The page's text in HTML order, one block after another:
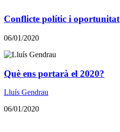
Conflicte polític i oportunitat
06/01/2020
​​Què ens portarà el 2020?
Lluís Gendrau
06/01/2020